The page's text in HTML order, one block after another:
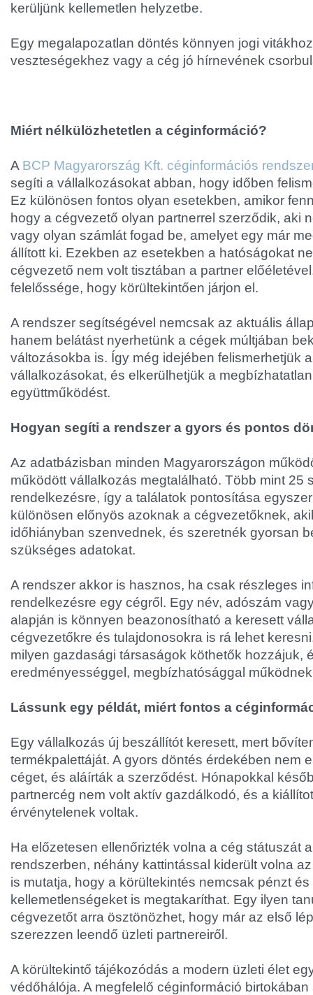
kerüljünk kellemetlen helyzetbe.
Egy megalapozatlan döntés könnyen jogi
veszteségekhez vagy a cég jó hírnevének
Miért nélkülözhetetlen a céginformáció?
A BCP Magyarország Kft. céginformációs
segíti a vállalkozásokat abban, hogy időben
Ez különösen fontos olyan esetekben, amikor
hogy a cégvezető olyan partnerrel szerződik, aki
vagy olyan számlát fogad be, amelyet egy már
állított ki. Ezekben az esetekben a hatóságokat
cégvezető nem volt tisztában a partner
felelőssége, hogy körültekintően járjon el.
A rendszer segítségével nemcsak az aktuális
hanem belátást nyerhetünk a cégek múltjában
változásokba is. Így még idejében felismerhetjük
vállalkozásokat, és elkerülhetjük a
együttműködést.
Hogyan segíti a rendszer a gyors és pontos
Az adatbázisban minden Magyarországon
működött vállalkozás megtalálható. Több mint 25
rendelkezésre, így a találatok pontosítása
különösen előnyös azoknak a cégvezetőknek,
időhiányban szenvednek, és szeretnék gyorsan
szükséges adatokat.
A rendszer akkor is hasznos, ha csak részleges
rendelkezésre egy cégről. Egy név, adószám
alapján is könnyen beazonosítható a keresett
cégvezetőkre és tulajdonosokra is rá lehet
milyen gazdasági társaságok köthetők hozzájuk,
eredményességgel, megbízhatósággal
Lássunk egy példát, miért fontos a
Egy vállalkozás új beszállítót keresett, mert
termékpalettáját. A gyors döntés érdekében nem
céget, és aláírták a szerződést. Hónapokkal
partnercég nem volt aktív gazdálkodó, és a
érvénytelenek voltak.
Ha előzetesen ellenőrizték volna a cég státuszát
rendszerben, néhány kattintással kiderült volna
is mutatja, hogy a körültekintés nemcsak pénzt
kellemetlenségeket is megtakaríthat. Egy ilyen
cégvezetőt arra ösztönözhet, hogy már az első
szerezzen leendő üzleti partnereiről.
A körültekintő tájékozódás a modern üzleti élet
védőhálója. A megfelelő céginformáció